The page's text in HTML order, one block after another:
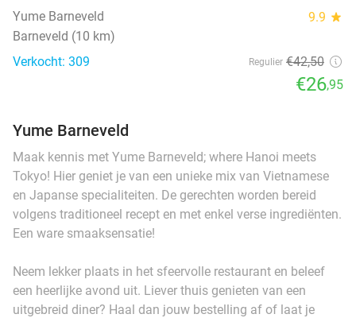
Yume Barneveld 9.9 star
Barneveld (10 km)
Verkocht: 309
Regulier €42,50
€26,95
Yume Barneveld
Maak kennis met Yume Barneveld; where Hanoi meets
Tokyo! Hier geniet je van een unieke mix van Vietnamese
en Japanse specialiteiten. De gerechten worden bereid
volgens traditioneel recept en met enkel verse ingrediënten.
Een ware smaaksensatie!
Neem lekker plaats in het sfeervolle restaurant en beleef
een heerlijke avond uit. Liever thuis genieten van een
uitgebreid diner? Haal dan jouw bestelling af of laat je